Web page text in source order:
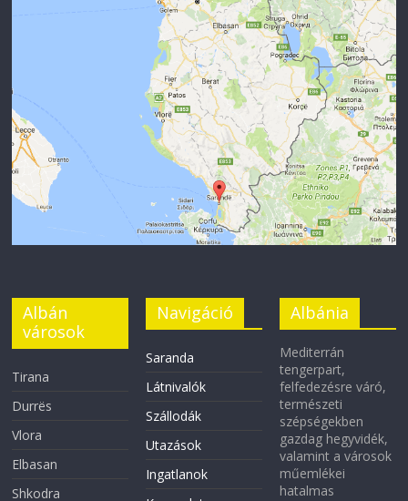
Albán
városok
Tirana
Durrës
Vlora
Elbasan
Shkodra
Navigáció
Saranda
Látnivalók
Szállodák
Utazások
Ingatlanok
Albánia
Mediterrán
tengerpart,
felfedezésre váró,
természeti
szépségekben
gazdag hegyvidék,
valamint a városok
műemlékei
hatalmas